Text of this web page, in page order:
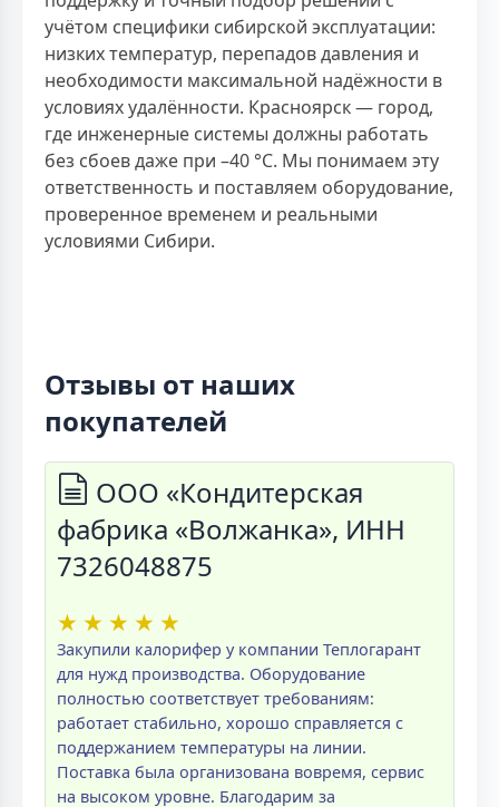
учётом специфики сибирской эксплуатации:
низких температур, перепадов давления и
необходимости максимальной надёжности в
условиях удалённости. Красноярск — город,
где инженерные системы должны работать
без сбоев даже при –40 °C. Мы понимаем эту
ответственность и поставляем оборудование,
проверенное временем и реальными
условиями Сибири.
Отзывы от наших
покупателей
ООО «Кондитерская
фабрика «Волжанка», ИНН
7326048875
★ ★ ★ ★ ★
Закупили калорифер у компании Теплогарант
для нужд производства. Оборудование
полностью соответствует требованиям:
работает стабильно, хорошо справляется с
поддержанием температуры на линии.
Поставка была организована вовремя, сервис
на высоком уровне. Благодарим за